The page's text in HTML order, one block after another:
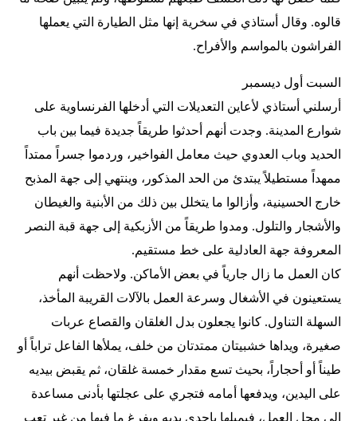
قالوه. وقال أستاذي في سخرية إنها مثل الطيارة التي يعملها
الفراشون بالمواسم والأفراح.
السبت أول ديسمبر
أرسلني أستاذي لأعاين التعديلات التي أدخلها الفرنساوية على
شوارع المدينة. وجدت أنهم أحدثوا طريقاً جديدة فيما بين باب
الحديد وباب العدوي حيث معامل الفواخير، وردموا جسراً ممتداً
ممهداً مستطيلاً يبتدئ من الحد المذكور، وينتهي إلى جهة المذبح
خارج الحسينية، وأزالوا ما يتخلل بين ذلك من الأبنية والغيطان
والأشجار والتلول. ومدوا طريقاً من الأزبكية إلى جهة قبة النصر
المعروفة جهة العادلية على خط مستقيم.
كان العمل ما زال جارياً في بعض الأماكن. ولاحظت أنهم
يستعينون في الأشغال وسرعة العمل بالآلات القريبة المأخذ،
السهلة التناول. كانوا يجعلون بدل الغلقان والقصاع عربات
صغيرة، ويداها خشبيتان ممتدتان من خلف، يملأها الفاعل تراباً أو
طيناً أو أحجاراً، بحيث تسع مقدار خمسة غلقان، ثم يقبض بيديه
على اليدين، ويدفعها أمامه فتجري على عجلتها بأدنى مساعدة
إلى محل العمل، فيميلها بإحدى يديه ويفرغ ما فيها من غير تعب